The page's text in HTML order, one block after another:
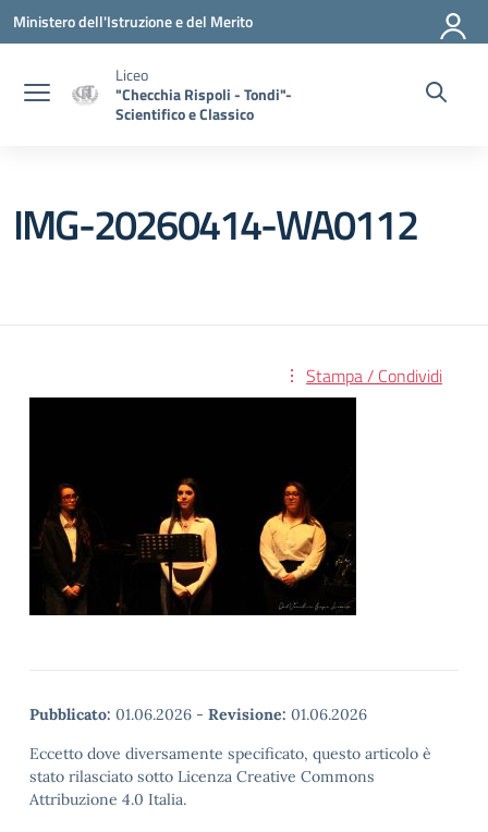
Vai ai contenuti
Vai al menu di navigazione
Vai al footer
Ministero dell'Istruzione e del Merito
Liceo
"Checchia Rispoli - Tondi"-
Scientifico e Classico
IMG-20260414-WA0112
Stampa / Condividi
Pubblicato: 01.06.2026 - Revisione: 01.06.2026
Eccetto dove diversamente specificato, questo articolo è
stato rilasciato sotto Licenza Creative Commons
Attribuzione 4.0 Italia.